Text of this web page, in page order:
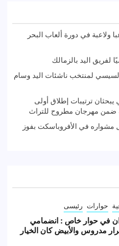
تعلن مشاركة 498 لاعبا ولاعبة في دورة ألعاب البحر
لفريق اليد بالزمالك
لمنتخب ناشئات اليد وسام
ترتيبات إطلاق أولى
ضمن مهرجان مطروح للتراث
في الأفروباسكت بفوز
حوارات رئيسى
في حوار خاص : انضمامي
مدروس والأبيض كان الخيار